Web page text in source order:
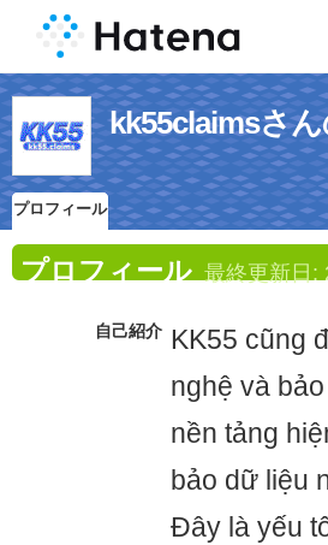
kk55claimsさ
プロフィール
プロフィール 最終更新日:
自己紹介 KK55 cũng
nghệ và
nền tảng
bảo dữ liệu
Đây là yếu